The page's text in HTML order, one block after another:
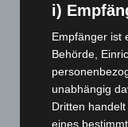
Mai 2025(112)
April 2025(88)
März 2025(111)
Februar 2025(96)
Januar 2025 (88)
i)
Empfänger ist
Behörde,
unabhängig
Dritten
eines